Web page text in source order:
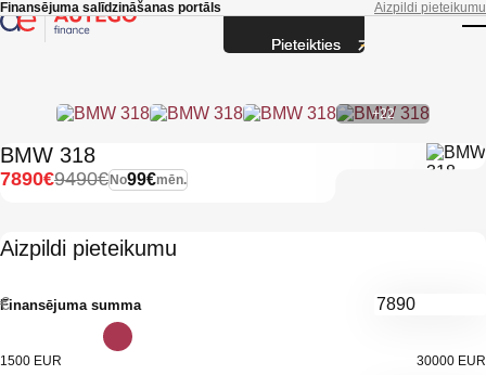
Skip to main content
Finansējuma salīdzināšanas portāls Aizpildi pieteikumu
+22
BMW 318
No99€mēn.
9490€
7890€
Aizpildi pieteikumu
Finansējuma summa
€
1500 EUR 30000 EUR